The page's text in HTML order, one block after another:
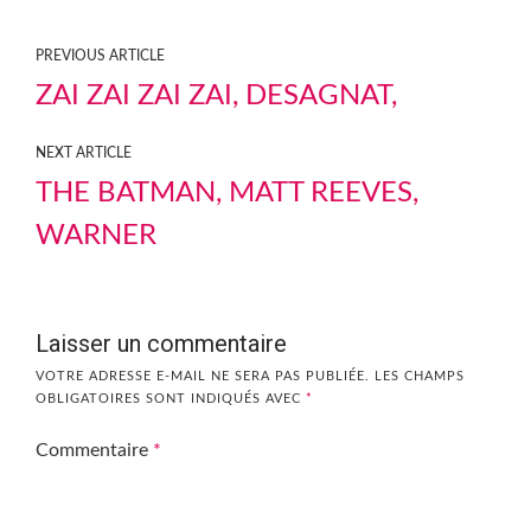
PREVIOUS ARTICLE
ZAI ZAI ZAI ZAI, DESAGNAT,
NEXT ARTICLE
THE BATMAN, MATT REEVES,
WARNER
Laisser un commentaire
VOTRE ADRESSE E-MAIL NE SERA PAS PUBLIÉE.
LES CHAMPS
OBLIGATOIRES SONT INDIQUÉS AVEC *
Commentaire *